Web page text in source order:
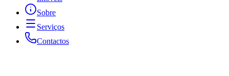
Sobre
Serviços
Contactos